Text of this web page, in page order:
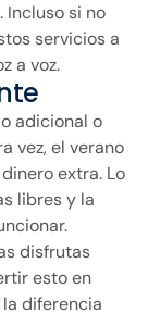
si no
servicios a
a voz.
adicional o
vez, el verano
extra. Lo
libres y la
disfrutas
esto en
diferencia